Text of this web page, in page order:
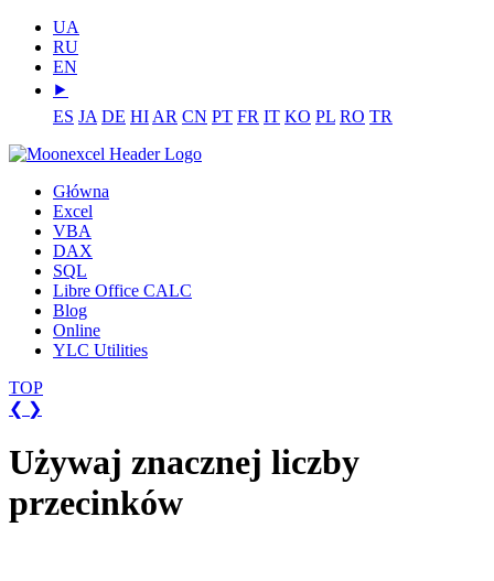
UA
RU
EN
⯈
ES JA DE HI AR CN PT FR IT KO PL RO TR
Główna
Excel
VBA
DAX
SQL
Libre Office CALC
Blog
Online
YLC Utilities
TOP
❮ ❯
Używaj znacznej liczby
przecinków